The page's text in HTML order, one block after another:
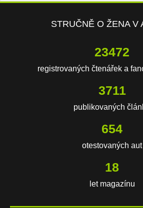
STRUČNĚ O ŽENA V
23472
registrovaných čtenářek a
3711
publikovaných
654
otestovaných aut
18
let magazínu